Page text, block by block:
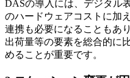
DASの導入には、デジタル
のハードウェアコストに加
連携も必要になることもあ
出荷量等の要素を総合的に
めることが重要です。